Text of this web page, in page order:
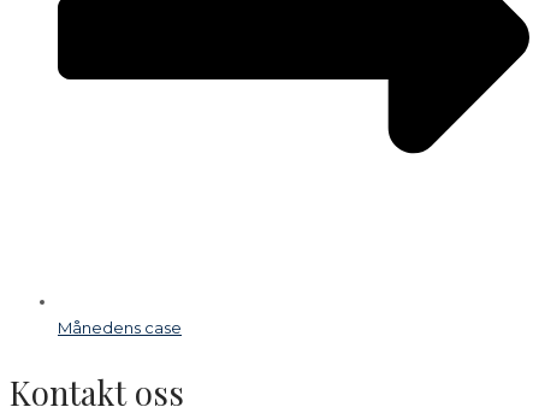
Månedens case
Kontakt oss